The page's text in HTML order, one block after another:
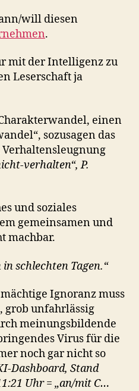
will diesen
.
mit der Intelligenz zu
Leserschaft ja
einen
sozusagen das
verhalten“, P.
und soziales
gemeinsamen und
machbar.
schlechten Tagen.“
Ignoranz muss
grob unfahrlässig
meinungsbildende
Virus für die
noch gar nicht so
Dashboard, Stand
Uhr = „an/mit C…